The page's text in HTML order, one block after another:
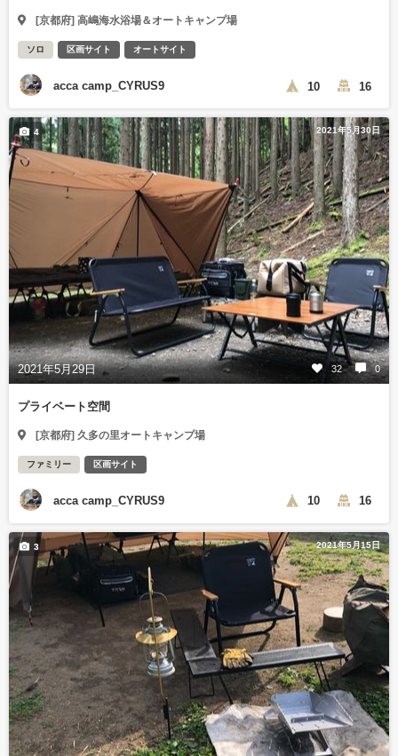
[京都府] 高嶋海水浴場＆オートキャンプ場
ソロ 区画サイト オートサイト
acca camp_CYRUS9 10 16
2021年5月30日
2021年5月29日 32 0
4
プライベート空間
[京都府] 久多の里オートキャンプ場
ファミリー 区画サイト
acca camp_CYRUS9 10 16
2021年5月15日
3